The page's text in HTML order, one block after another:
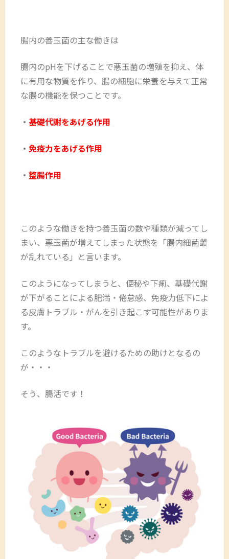
腸内の善玉菌の主な働きは
腸内のpHを下げることで悪玉菌の増殖を抑え、体
に有用な物質を作り、腸の細胞に栄養を与えて正常
な腸の機能を保つことです。
・ 基礎代謝をあげる作用
・ 免疫力をあげる作用
・ 整腸作用
このような働きを持つ善玉菌の数や種類が減ってし
まい、悪玉菌が増えてしまった状態を「腸内細菌叢
が乱れている」と言います。
このようになってしまうと、便秘や下痢、基礎代謝
が下がることによる肥満・倦怠感、免疫力低下によ
る皮膚トラブル・がんを引き起こす可能性がありま
す。
このようなトラブルを避けるための助けとなるの
が・・・
そう、腸活です！